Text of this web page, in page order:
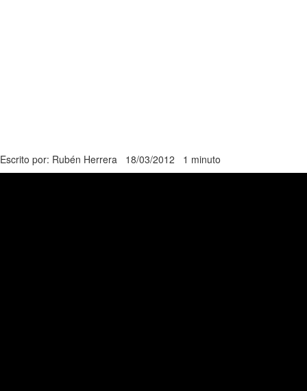
Escrito por: Rubén Herrera 18/03/2012 1 minuto